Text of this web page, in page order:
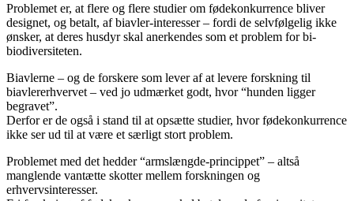
Problemet er, at flere og flere studier om fødekonkurrence bliver
designet, og betalt, af biavler-interesser – fordi de selvfølgelig ikke
ønsker, at deres husdyr skal anerkendes som et problem for bi-
biodiversiteten.
Biavlerne – og de forskere som lever af at levere forskning til
biavlererhvervet – ved jo udmærket godt, hvor “hunden ligger
begravet”.
Derfor er de også i stand til at opsætte studier, hvor fødekonkurrence
ikke ser ud til at være et særligt stort problem.
Problemet med det hedder “armslængde-princippet” – altså
manglende vantætte skotter mellem forskningen og
erhvervsinteresser.